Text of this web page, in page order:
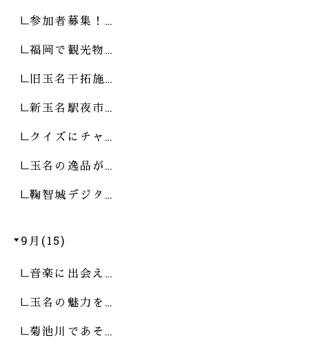
参加者募集！…
福岡で観光物…
旧玉名干拓施…
新玉名駅夜市…
クイズにチャ…
玉名の逸品が…
鞠智城デジタ…
9月(15)
音楽に出会え…
玉名の魅力を…
菊池川であそ…